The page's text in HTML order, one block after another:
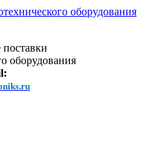
оборудования